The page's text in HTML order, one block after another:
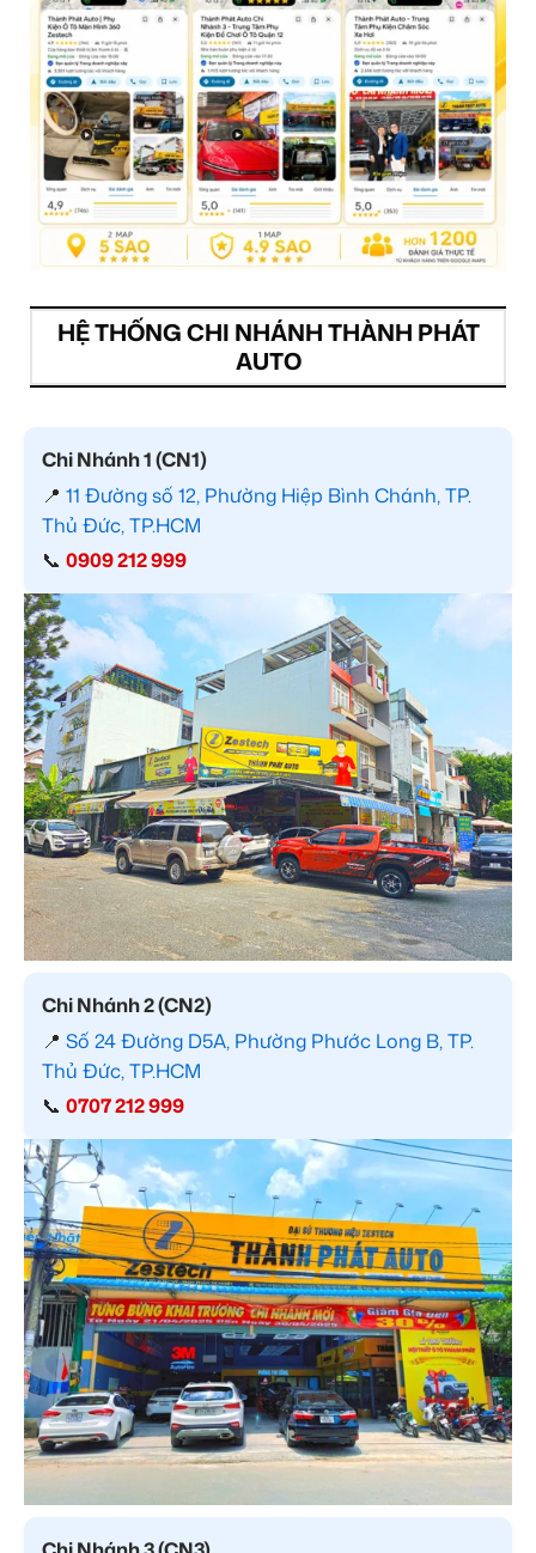
HỆ THỐNG CHI NHÁNH THÀNH PHÁT
AUTO
Chi Nhánh 1 (CN1)
📍 11 Đường số 12, Phường Hiệp Bình Chánh, TP.
Thủ Đức, TP.HCM
📞 0909 212 999
Chi Nhánh 2 (CN2)
📍 Số 24 Đường D5A, Phường Phước Long B, TP.
Thủ Đức, TP.HCM
📞 0707 212 999